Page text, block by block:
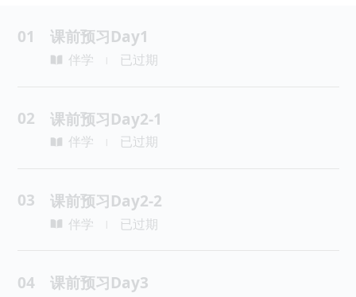
01 课前预习Day1
伴学 已过期
02 课前预习Day2-1
伴学 已过期
03 课前预习Day2-2
伴学 已过期
04 课前预习Day3